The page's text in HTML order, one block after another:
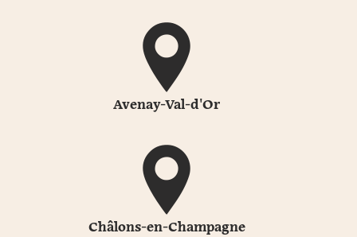
Avenay-Val-d'Or
Châlons-en-Champagne